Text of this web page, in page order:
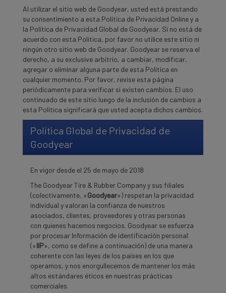
Al utilizar el sitio web de Goodyear, usted está prestando
su consentimiento a esta Política de Privacidad Online y a
la Política de Privacidad Global de Goodyear. Si no está de
acuerdo con esta Política, por favor no utilice este sitio ni
ningún otro sitio web de Goodyear. Goodyear se reserva el
derecho, a su exclusive arbitrio, a cambiar, modificar,
agregar o eliminar alguna parte de esta Política en
cualquier momento. Por favor, revise esta página
periódicamente para verificar si existen cambios. El uso
continuado de este sitio luego de la inclusión de cambios a
esta Política significará que usted acepta dichos cambios.
Política Global de Privacidad de
Goodyear
En vigor desde el 25 de mayo de 2018
The Goodyear Tire & Rubber Company y sus filiales
(colectivamente, «Goodyear») respetan la privacidad
individual y valoran la confianza de nuestros
asociados, clientes, proveedores y otras personas
con quienes hacemos negocios. Goodyear se esfuerza
por procesar Información de identificación personal
(«IIP», como se define a continuación) de una manera
coherente con las leyes de los países en los que
operamos, y nos enorgullecemos de mantener los más
altos estándares éticos en nuestras prácticas
comerciales.